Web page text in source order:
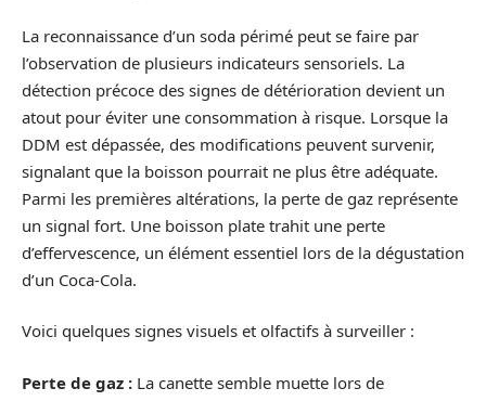
La reconnaissance d’un soda périmé peut se faire par
l’observation de plusieurs indicateurs sensoriels. La
détection précoce des signes de détérioration devient un
atout pour éviter une consommation à risque. Lorsque la
DDM est dépassée, des modifications peuvent survenir,
signalant que la boisson pourrait ne plus être adéquate.
Parmi les premières altérations, la perte de gaz représente
un signal fort. Une boisson plate trahit une perte
d’effervescence, un élément essentiel lors de la dégustation
d’un Coca-Cola.
Voici quelques signes visuels et olfactifs à surveiller :
Perte de gaz : La canette semble muette lors de